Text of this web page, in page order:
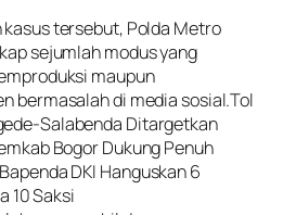
tersebut, Polda Metro
sejumlah modus yang
maupun
bermasalah di media sosial.Tol
Salabenda Ditargetkan
Bogor Dukung Penuh
DKI Hanguskan 6
10 Saksi